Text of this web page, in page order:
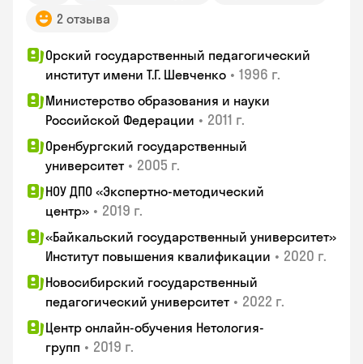
2 отзыва
Орский государственный педагогический
институт имени Т.Г. Шевченко • 1996 г.
Министерство образования и науки
Российской Федерации • 2011 г.
Оренбургский государственный
университет • 2005 г.
НОУ ДПО «Экспертно-методический
центр» • 2019 г.
«Байкальский государственный университет»
Институт повышения квалификации • 2020 г.
Новосибирский государственный
педагогический университет • 2022 г.
Центр онлайн-обучения Нетология-
групп • 2019 г.